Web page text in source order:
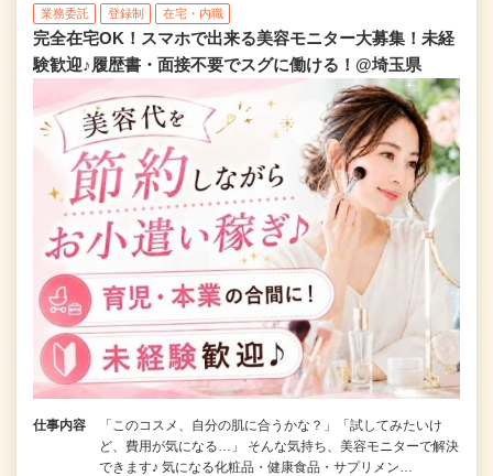
業務委託 登録制 在宅・内職
完全在宅OK！スマホで出来る美容モニター大募集！未経
験歓迎♪履歴書・面接不要でスグに働ける！@埼玉県
仕事内容
「このコスメ、自分の肌に合うかな？」「試してみたいけ
ど、費用が気になる…」 そんな気持ち、美容モニターで解決
できます♪ 気になる化粧品・健康食品・サプリメン…